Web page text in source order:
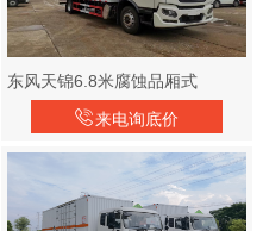
东风天锦6.8米腐蚀品厢式
来电询底价